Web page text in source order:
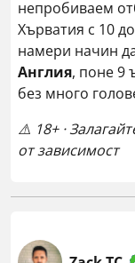
непробиваем
Хърватия с 10
намери начин
Англия, поне 9
без много
⚠️ 18+ ·
от зависимост